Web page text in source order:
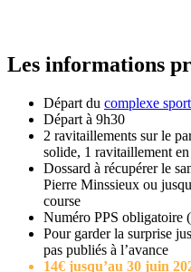
Les informations
Départ du complexe
Départ à 9h30
2 ravitaillements sur le
solide, 1 ravitaillement en
Dossard à récupérer le
Pierre Minssieux ou
course
Numéro PPS obligatoire
Pour garder la surprise
pas publiés à l’avance
14€ jusqu’au 30 juin